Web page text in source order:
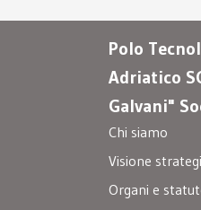
Polo
Adriatico
Galvani"
Chi siamo
Visione
Organi e